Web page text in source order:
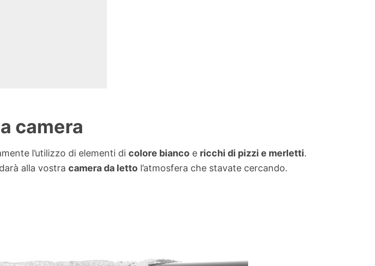
camera
l’utilizzo di elementi di colore bianco e ricchi di pizzi e merletti.
alla vostra camera da letto l’atmosfera che stavate cercando.